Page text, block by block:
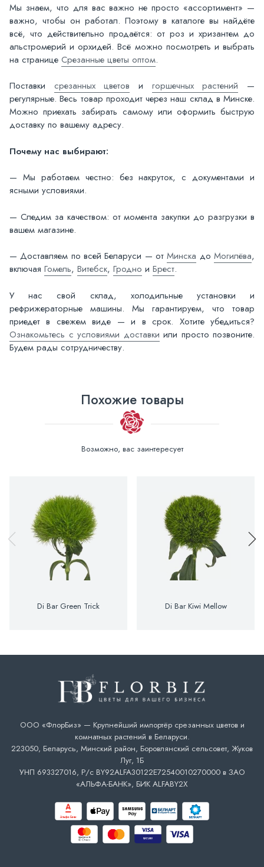
Мы знаем, что для вас важно не просто «ассортимент» —
важно, чтобы он работал. Поэтому в каталоге вы найдёте
всё, что действительно продаётся: от роз и хризантем до
альстромерий и орхидей. Всё можно посмотреть и выбрать
на странице Срезанные цветы оптом.
Поставки срезанных цветов и горшечных растений —
регулярные. Весь товар проходит через наш склад в Минске.
Можно приехать забирать самому или оформить быструю
доставку по вашему адресу.
Почему нас выбирают:
— Мы работаем честно: без накруток, с документами и
ясными условиями.
— Следим за качеством: от момента закупки до разгрузки в
вашем магазине.
— Доставляем по всей Беларуси — отМинска доМогилёва,
включая Гомель, Витебск, Гродно и Брест.
У нас свой склад, холодильные установки и
рефрижераторные машины. Мы гарантируем, что товар
приедет в свежем виде — и в срок. Хотите убедиться?
Ознакомьтесь с условиями доставки или просто позвоните.
Будем рады сотрудничеству.
Похожие товары
Возможно, вас заинтересует
Di Bar Green Trick Di Bar Kiwi Mellow
ООО «ФлорБиз» — Крупнейший импортёр срезанных цветов и
комнатных растений в Беларуси.
223050, Беларусь, Минский район, Боровлянский сельсовет, Жуков
Луг, 1Б
УНП 693327016, Р/с BY92ALFA30122E72540010270000 в ЗАО
«АЛЬФА-БАНК», БИК ALFABY2X